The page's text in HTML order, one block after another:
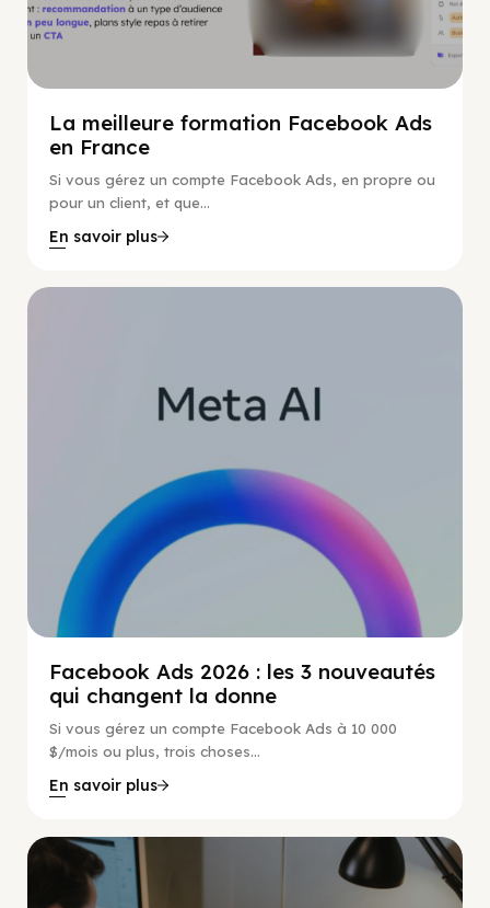
La meilleure formation Facebook Ads
en France
Si vous gérez un compte Facebook Ads, en propre ou
pour un client, et que...
En savoir plus
Facebook Ads 2026 : les 3 nouveautés
qui changent la donne
Si vous gérez un compte Facebook Ads à 10 000
$/mois ou plus, trois choses...
En savoir plus
Guide Facebook